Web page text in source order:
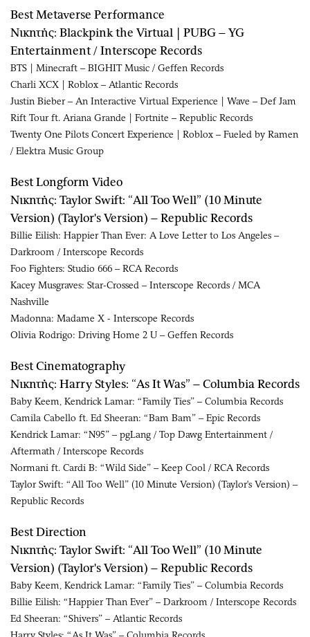
Best Metaverse Performance
Νικητής: Blackpink the Virtual | PUBG – YG
Entertainment / Interscope Records
BTS | Minecraft – BIGHIT Music / Geffen Records
Charli XCX | Roblox – Atlantic Records
Justin Bieber – An Interactive Virtual Experience | Wave – Def Jam
Rift Tour ft. Ariana Grande | Fortnite – Republic Records
Twenty One Pilots Concert Experience | Roblox – Fueled by Ramen
/ Elektra Music Group
Best Longform Video
Νικητής: Taylor Swift: “All Too Well” (10 Minute
Version) (Taylor's Version) – Republic Records
Billie Eilish: Happier Than Ever: A Love Letter to Los Angeles –
Darkroom / Interscope Records
Foo Fighters: Studio 666 – RCA Records
Kacey Musgraves: Star-Crossed – Interscope Records / MCA
Nashville
Madonna: Madame X - Interscope Records
Olivia Rodrigo: Driving Home 2 U – Geffen Records
Best Cinematography
Νικητής: Harry Styles: “As It Was” – Columbia Records
Baby Keem, Kendrick Lamar: “Family Ties” – Columbia Records
Camila Cabello ft. Ed Sheeran: “Bam Bam” – Epic Records
Kendrick Lamar: “N95” – pgLang / Top Dawg Entertainment /
Aftermath / Interscope Records
Normani ft. Cardi B: “Wild Side” – Keep Cool / RCA Records
Taylor Swift: “All Too Well” (10 Minute Version) (Taylor's Version) –
Republic Records
Best Direction
Νικητής: Taylor Swift: “All Too Well” (10 Minute
Version) (Taylor's Version) – Republic Records
Baby Keem, Kendrick Lamar: “Family Ties” – Columbia Records
Billie Eilish: “Happier Than Ever” – Darkroom / Interscope Records
Ed Sheeran: “Shivers” – Atlantic Records